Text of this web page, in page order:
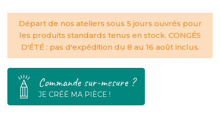
Départ de nos ateliers sous 5 jours ouvrés pour
les produits standards tenus en stock. CONGÉS
D'ÉTÉ : pas d'expédition du 8 au 16 août inclus.
Commande sur-mesure ?
JE CRÉÉ MA PIÈCE !